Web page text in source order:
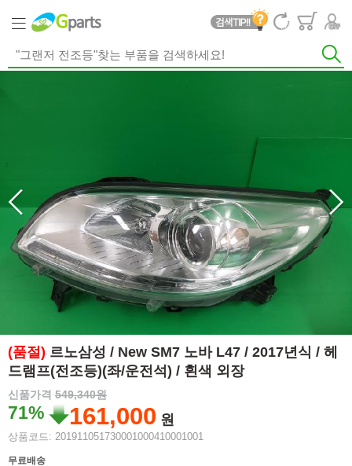
(품절) 르노삼성 / New SM7 노바 L47 / 2017년식 / 헤
드램프(전조등)(좌/운전석) / 흰색 외장
신품가격 549,340원
71% 161,000 원
상품코드: 201911051730001000410001001
무료배송